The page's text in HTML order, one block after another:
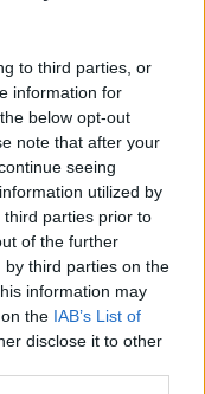
to third parties, or
information for
below opt-out
note that after your
seeing
utilized by
parties prior to
of the further
third parties on the
information may
the IAB’s List of
disclose it to other
mjölk?
och baka!
den
men